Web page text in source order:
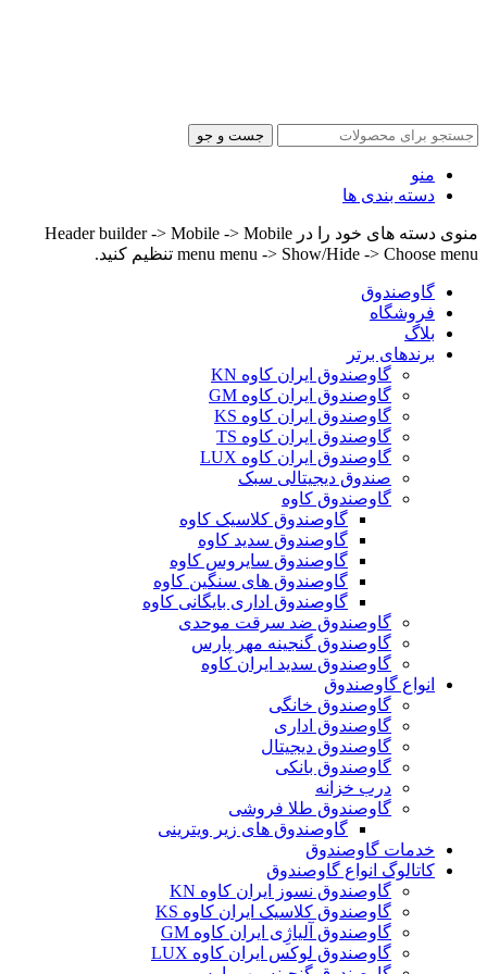
جست و جو
منو
دسته بندی ها
منوی دسته های خود را در Header builder -> Mobile -> Mobile
menu menu -> Show/Hide -> Choose menu تنظیم کنید.
گاوصندوق
فروشگاه
بلاگ
برندهای برتر
گاوصندوق ایران کاوه KN
گاوصندوق ایران کاوه GM
گاوصندوق ایران کاوه KS
گاوصندوق ایران کاوه TS
گاوصندوق ایران کاوه LUX
صندوق دیجیتالی سبک
گاوصندوق کاوه
گاوصندوق کلاسیک کاوه
گاوصندوق سدید کاوه
گاوصندوق سایروس کاوه
گاوصندوق های سنگین کاوه
گاوصندوق اداری بایگانی کاوه
گاوصندوق ضد سرقت موحدی
گاوصندوق گنجینه مهر پارس
گاوصندوق سدید ایران کاوه
انواع گاوصندوق
گاوصندوق خانگی
گاوصندوق اداری
گاوصندوق دیجیتال
گاوصندوق بانکی
درب خزانه
گاوصندوق طلا فروشی
گاوصندوق های زیر ویترینی
خدمات گاوصندوق
کاتالوگ انواع گاوصندوق
گاوصندوق نسوز ایران کاوه KN
گاوصندوق کلاسیک ایران کاوه KS
گاوصندوق آلیاژِی ایران کاوه GM
گاوصندوق لوکس ایران کاوه LUX